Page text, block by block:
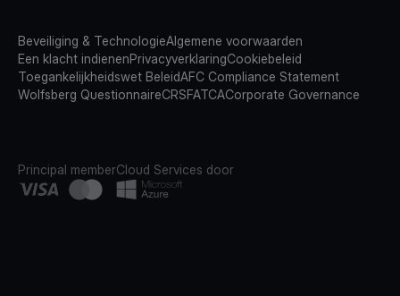
Beveiliging & TechnologieAlgemene voorwaarden
Een klacht indienenPrivacyverklaringCookiebeleid
Toegankelijkheidswet BeleidAFC Compliance Statement
Wolfsberg QuestionnaireCRSFATCACorporate Governance
Principal memberCloud Services door